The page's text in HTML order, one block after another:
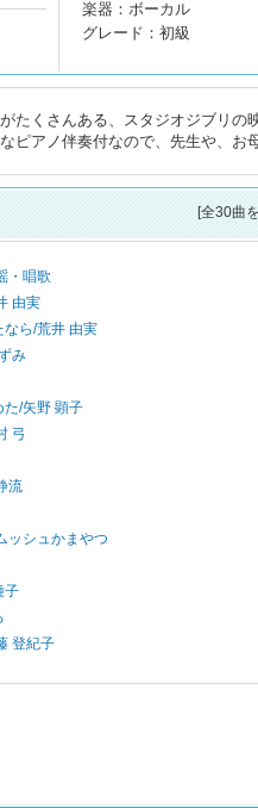
楽器：ボーカル
グレード：初級
たくさんある、スタジオジブリの
ピアノ伴奏付なので、先生や、お
[全30曲
・唱歌
由実
なら/荒井 由実
み
た/矢野 顕子
弓
流
ッシュかまやつ
子
登紀子